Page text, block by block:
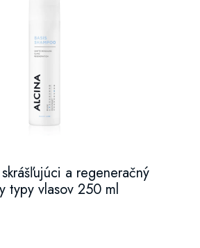
a regeneračný
typy vlasov 250 ml